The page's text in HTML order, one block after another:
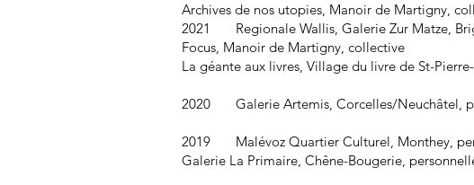
Archives de nos utopies, Manoir de Martigny,
2021 Regionale Wallis, Galerie Zur Matze,
Focus, Manoir de Martigny, collective
La géante aux livres, Village du livre de St-
2020 Galerie Artemis, Corcelles/Neuchâtel,
2019 Malévoz Quartier Culturel, Monthey,
Galerie La Primaire, Chêne-Bougerie,